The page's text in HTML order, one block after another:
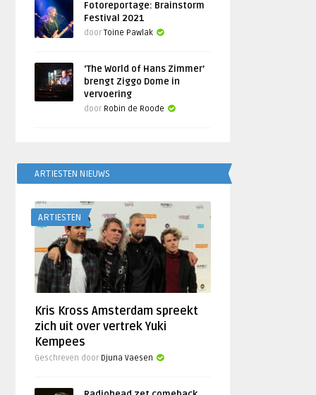
Fotoreportage: Brainstorm
Festival 2021
doorToine Pawlak
‘The World of Hans Zimmer’
brengt Ziggo Dome in
vervoering
door Robin de Roode
ARTIESTEN NIEUWS
ARTIESTEN
Kris Kross Amsterdam spreekt
zich uit over vertrek Yuki
Kempees
Geschreven door Djuna Vaesen